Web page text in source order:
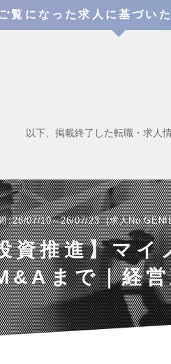
覧になった求人に基づい
以下、掲載終了した転職・求人情
26/07/10～26/07/23 求人
資推進】マイ
まで｜経